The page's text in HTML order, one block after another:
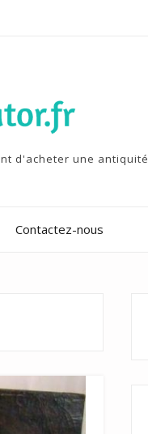
d'acheter une antiquité
Contactez-nous